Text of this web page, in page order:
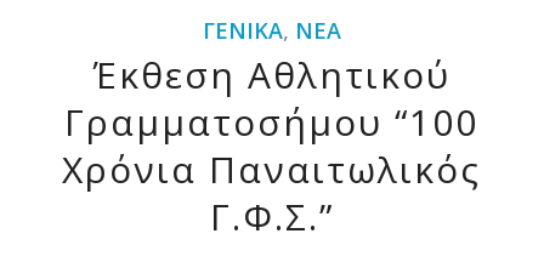
ΓΕΝΙΚΆ, ΝΈΑ
Έκθεση Αθλητικού
Γραμματοσήμου “100
Χρόνια Παναιτωλικός
Γ.Φ.Σ.”